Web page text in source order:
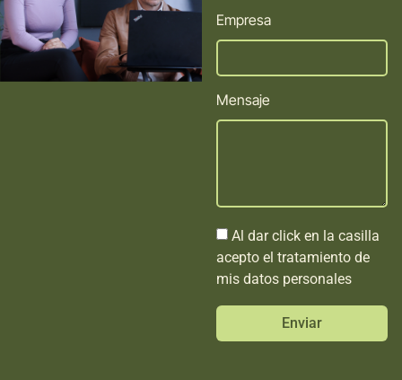
Empresa
Mensaje
Al dar click en la casilla
acepto el tratamiento de
mis datos personales
Enviar